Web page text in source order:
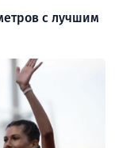
с лучшим